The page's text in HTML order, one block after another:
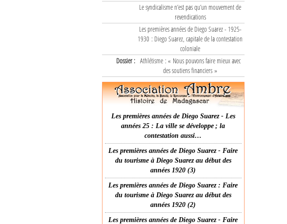
Le syndicalisme n’est pas qu’un mouvement de
revendications
Les premières années de Diego Suarez - 1925-
1930 : Diego Suarez, capitale de la contestation
coloniale
Dossier : Athlétisme : « Nous pouvons faire mieux avec
des soutiens financiers »
Les premières années de Diego Suarez - Les
années 25 : La ville se développe ; la
contestation aussi…
Les premières années de Diego Suarez - Faire
du tourisme à Diego Suarez au début des
années 1920 (3)
Les premières années de Diego Suarez : Faire
du tourisme à Diego Suarez au début des
années 1920 (2)
Les premières années de Diego Suarez - Faire